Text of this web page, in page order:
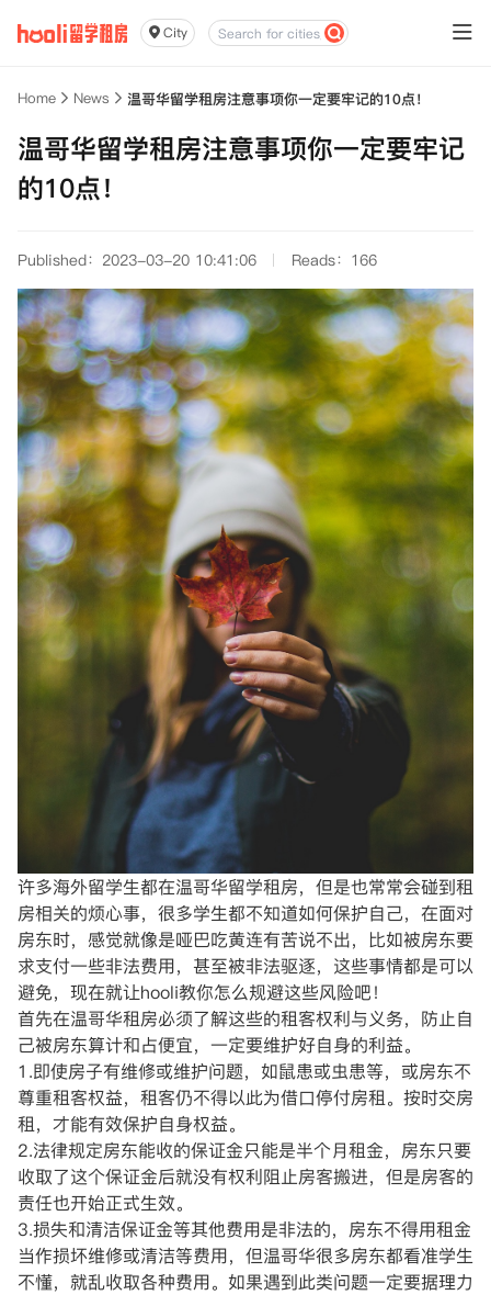
City
Home News 温哥华留学租房注意事项你一定要牢记的10点！
温哥华留学租房注意事项你一定要牢记
的10点！
Published：2023-03-20 10:41:06 Reads：166
许多海外留学生都在温哥华留学租房，但是也常常会碰到租
房相关的烦心事，很多学生都不知道如何保护自己，在面对
房东时，感觉就像是哑巴吃黄连有苦说不出，比如被房东要
求支付一些非法费用，甚至被非法驱逐，这些事情都是可以
避免，现在就让hooli教你怎么规避这些风险吧！
首先在温哥华租房必须了解这些的租客权利与义务，防止自
己被房东算计和占便宜，一定要维护好自身的利益。
1.即使房子有维修或维护问题，如鼠患或虫患等，或房东不
尊重租客权益，租客仍不得以此为借口停付房租。按时交房
租，才能有效保护自身权益。
2.法律规定房东能收的保证金只能是半个月租金，房东只要
收取了这个保证金后就没有权利阻止房客搬进，但是房客的
责任也开始正式生效。
3.损失和清洁保证金等其他费用是非法的，房东不得用租金
当作损坏维修或清洁等费用，但温哥华很多房东都看准学生
不懂，就乱收取各种费用。如果遇到此类问题一定要据理力